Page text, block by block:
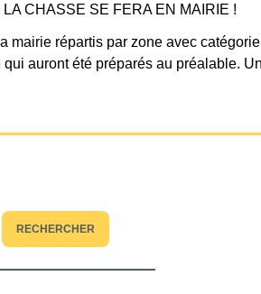
CHASSE SE FERA EN MAIRIE !
mairie répartis par zone avec catégorie
auront été préparés au préalable.
RECHERCHER